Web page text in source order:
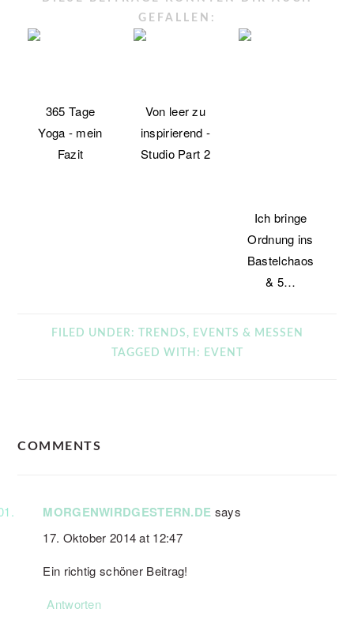
GEFALLEN:
365 Tage
Yoga - mein
Fazit
Von leer zu
inspirierend -
Studio Part 2
Ich bringe
Ordnung ins
Bastelchaos
& 5…
FILED UNDER:
TRENDS, EVENTS & MESSEN
TAGGED WITH:
EVENT
INTERACTIONS
COMMENTS
MORGENWIRDGESTERN.DE says
17. Oktober 2014 at 12:47
Ein richtig schöner Beitrag!
Antworten